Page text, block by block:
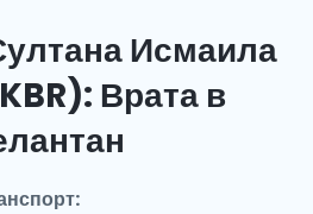
Исмаила
Врата в